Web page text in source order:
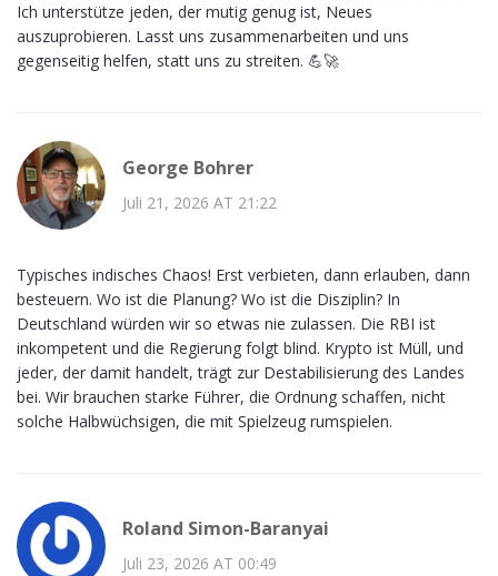
Ich unterstütze jeden, der mutig genug ist, Neues
auszuprobieren. Lasst uns zusammenarbeiten und uns
gegenseitig helfen, statt uns zu streiten. 💪🚀
George Bohrer
Juli 21, 2026 AT 21:22
Typisches indisches Chaos! Erst verbieten, dann erlauben, dann
besteuern. Wo ist die Planung? Wo ist die Disziplin? In
Deutschland würden wir so etwas nie zulassen. Die RBI ist
inkompetent und die Regierung folgt blind. Krypto ist Müll, und
jeder, der damit handelt, trägt zur Destabilisierung des Landes
bei. Wir brauchen starke Führer, die Ordnung schaffen, nicht
solche Halbwüchsigen, die mit Spielzeug rumspielen.
Roland Simon-Baranyai
Juli 23, 2026 AT 00:49